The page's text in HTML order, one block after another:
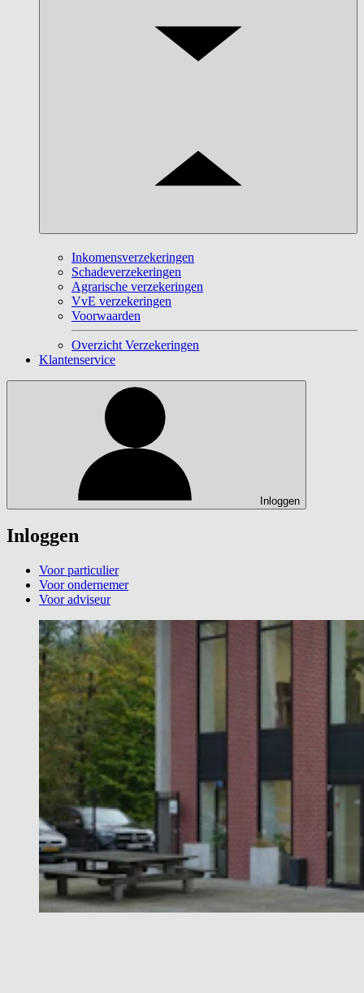
Inkomensverzekeringen
Schadeverzekeringen
Agrarische verzekeringen
VvE verzekeringen
Voorwaarden
Overzicht Verzekeringen
Klantenservice
Inloggen
Inloggen
Voor particulier
Voor ondernemer
Voor adviseur